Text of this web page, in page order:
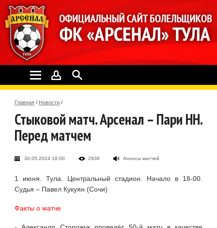
Главная / Новости /
Стыковой матч. Арсенал – Пари НН.
Перед матчем
30.05.2024 18:00 2938 Анонсы матчей
1 июня. Тула. Центральный стадион. Начало в 18-00.
Судья – Павел Кукуян (Сочи)
Факты о матче